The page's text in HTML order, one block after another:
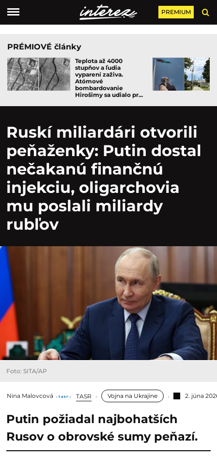
PREMIUM
PRÉMIOVÉ články
Teplota až 4000
stupňov a ľudia
vyparení zaživa.
Atómové
bombardovanie
Hirošimy sa udialo pr...
Ruskí miliardári otvorili
peňaženky: Putin dostal
nečakanú finančnú
injekciu, oligarchovia
mu poslali miliardy
rubľov
Foto: SITA/AP
Nina Malovcová TASR Vojna na Ukrajine 2. júna
Putin požiadal najbohatších
Rusov o obrovské sumy peňazí.